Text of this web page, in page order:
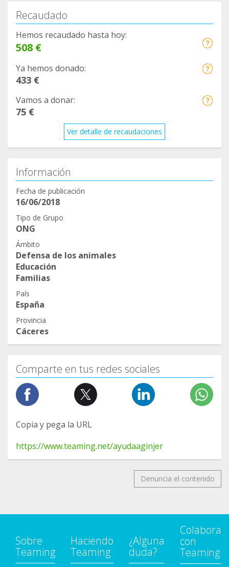
Recaudado
Hemos recaudado hasta hoy:
508 €
Ya hemos donado:
433 €
Vamos a donar:
75 €
Ver detalle de recaudaciones
Información
Fecha de publicación
16/06/2018
Tipo de Grupo
ONG
Ámbito
Defensa de los animales
Educación
Familias
País
España
Provincia
Cáceres
Comparte en tus redes sociales
Copia y pega la URL
https://www.teaming.net/ayudaaginjer
Denuncia el contenido
Sobre
Teaming
Haciendo
Teaming
¿Alguna
duda?
Colabora
con
Teaming